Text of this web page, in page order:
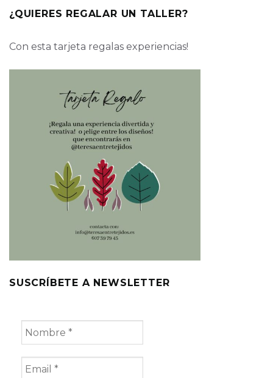
¿QUIERES REGALAR UN TALLER?
Con esta tarjeta regalas experiencias!
SUSCRÍBETE A NEWSLETTER